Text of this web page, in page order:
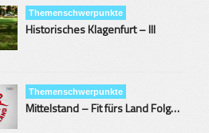
Themenschwerpunkte
Historisches Klagenfurt – III
Themenschwerpunkte
Mittelstand – Fit fürs Land Folge 9- Konditor